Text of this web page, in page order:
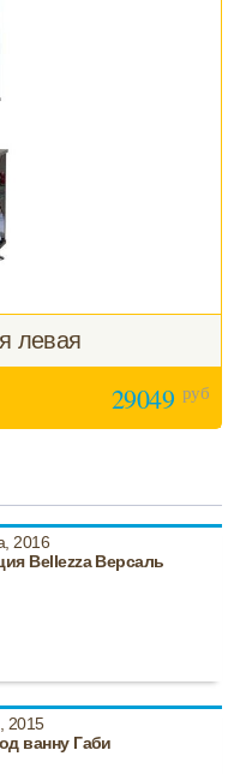
левая
29049 руб
2016
Bellezza Версаль
2015
ванну Габи